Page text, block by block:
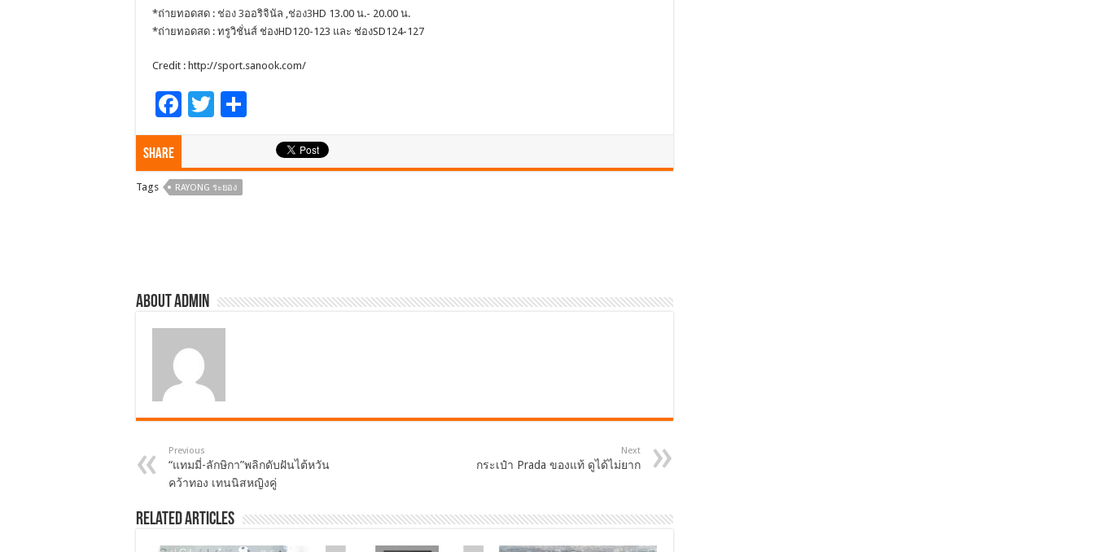
*ถ่ายทอดสด : ช่อง 3ออริจินัล ,ช่อง3HD 13.00 น.- 20.00 น.
*ถ่ายทอดสด : ทรูวิชั่นส์ ช่องHD120-123 และ ช่องSD124-127
Credit : http://sport.sanook.com/
F
b
T
er
Share
Tags RAYONG ระยอง
About admin
Previous
“แทมมี่-ลักษิกา”พลิกดับฝันไต้หวัน
คว้าทอง เทนนิสหญิงคู่
Next
กระเป๋า Prada ของแท้ ดูได้ไม่ยาก
Related Articles